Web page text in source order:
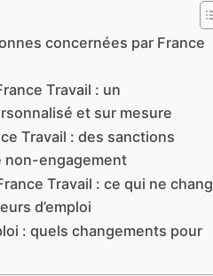
concernées par France
Travail : un
et sur mesure
Travail : des sanctions
non-engagement
Travail : ce qui ne
d’emploi
: quels changements pour